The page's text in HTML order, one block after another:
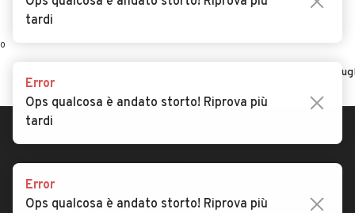
0
tardi
Error
Ops qualcosa è andato storto! Riprova più
tardi
Error
Ops qualcosa è andato storto! Riprova più